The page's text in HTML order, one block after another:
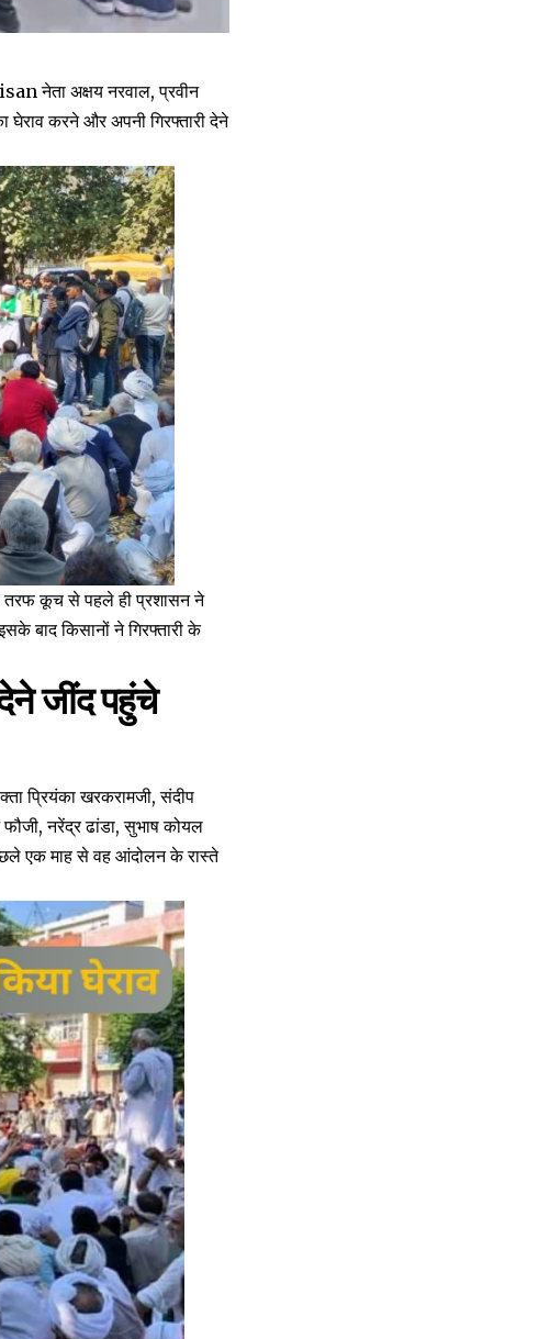
नेता अक्षय नरवाल, प्रवीन
घेराव करने और अपनी गिरफ्तारी देने
तरफ कूच से पहले ही प्रशासन ने
बाद किसानों ने गिरफ्तारी के
जींद पहुंचे
प्रियंका खरकरामजी, संदीप
नरेंद्र ढांडा, सुभाष कोयल
एक माह से वह आंदोलन के रास्ते